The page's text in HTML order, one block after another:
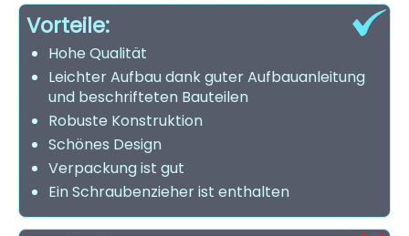
Vorteile:
Hohe Qualität
Leichter Aufbau dank guter Aufbauanleitung
und beschrifteten Bauteilen
Robuste Konstruktion
Schönes Design
Verpackung ist gut
Ein Schraubenzieher ist enthalten